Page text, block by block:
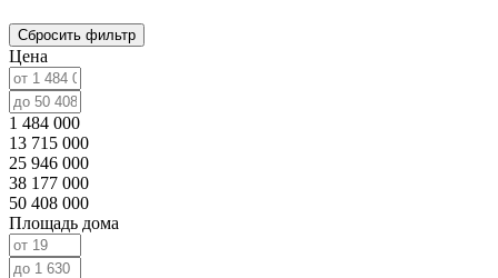
Сбросить фильтр
Цена
1 484 000
13 715 000
25 946 000
38 177 000
50 408 000
Площадь дома